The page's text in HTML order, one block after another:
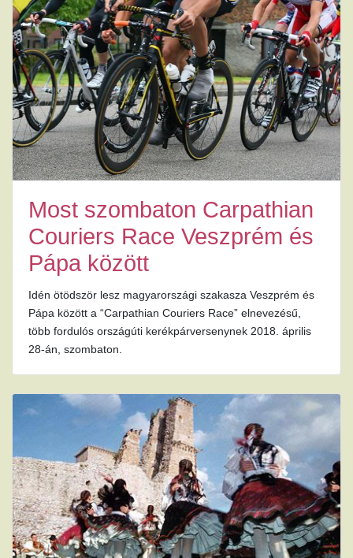
Most szombaton Carpathian
Couriers Race Veszprém és
Pápa között
Idén ötödször lesz magyarországi szakasza Veszprém és
Pápa között a “Carpathian Couriers Race” elnevezésű,
több fordulós országúti kerékpárversenynek 2018. április
28-án, szombaton.